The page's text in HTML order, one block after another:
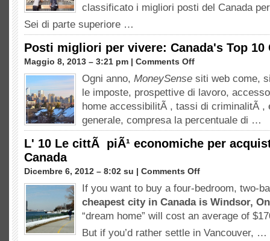
sono
posti
migliori
nuovi
Live
classificato i migliori posti del Canada
Sei di parte superiore …
Posti migliori per vivere: Canada's Top 10
Maggio 8, 2013 – 3:21 pm | Comments Offsu
migliori
per
vivere:
Top
CittÃ
Ogni anno, MoneySense siti web come,
le imposte, prospettive di lavoro,
home accessibilitÃ , tassi di criminalitÃ ,
generale, compresa la percentuale di …
L' 10 Le cittÃ piÃ¹ economiche per
Canada
Dicembre 6, 2012 – 8:02 su | Comments Offsu
10
Le
economiche
If you want to buy a four-bedroom, two-
cheapest city in Canada is Windsor,
“dream home” will cost an average of
But if you’d rather settle in Vancouver, …